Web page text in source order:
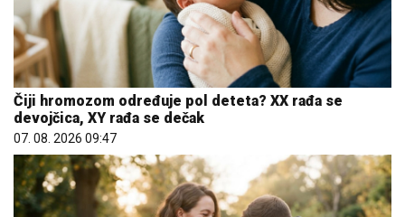
Čiji hromozom određuje pol deteta? XX rađa se
devojčica, XY rađa se dečak
07. 08. 2026 09:47